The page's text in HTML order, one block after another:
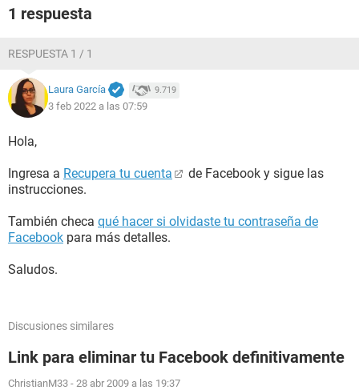
1 respuesta
RESPUESTA 1 / 1
Laura García 9.719
3 feb 2022 a las 07:59
Hola,
Ingresa a Recupera tu cuenta
de Facebook y sigue las
instrucciones.
También checa qué hacer si olvidaste tu contraseña de
Facebook para más detalles.
Saludos.
Discusiones similares
Link para eliminar tu Facebook definitivamente
ChristianM33 - 28 abr 2009 a las 19:37